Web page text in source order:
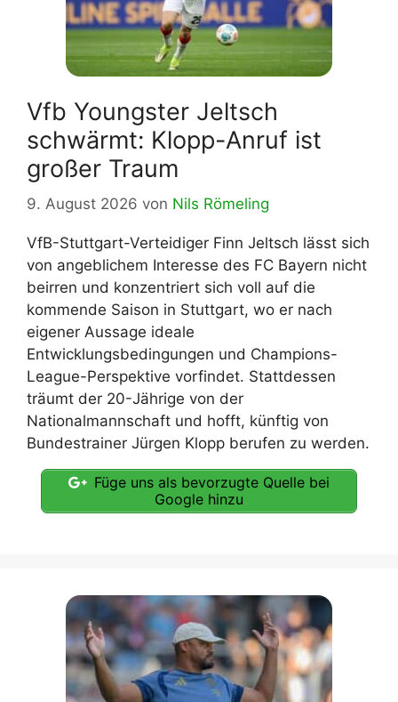
Vfb Youngster Jeltsch
schwärmt: Klopp-Anruf ist
großer Traum
9. August 2026 von Nils Römeling
VfB-Stuttgart-Verteidiger Finn Jeltsch lässt sich
von angeblichem Interesse des FC Bayern nicht
beirren und konzentriert sich voll auf die
kommende Saison in Stuttgart, wo er nach
eigener Aussage ideale
Entwicklungsbedingungen und Champions-
League-Perspektive vorfindet. Stattdessen
träumt der 20-Jährige von der
Nationalmannschaft und hofft, künftig von
Bundestrainer Jürgen Klopp berufen zu werden.
Füge uns als bevorzugte Quelle bei
Google hinzu